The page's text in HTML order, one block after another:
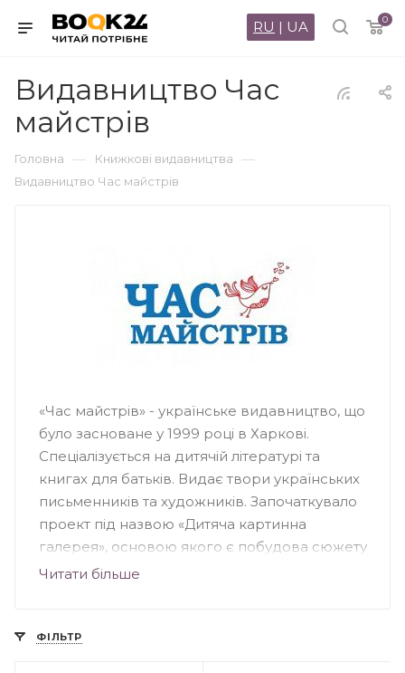
0
RU | UA
Видавництво Час
майстрів
Головна — Книжкові видавництва —
Видавництво Час майстрів
«Час майстрів» - українське видавництво, що
було засноване у 1999 році в Харкові.
Спеціалізується на дитячій літературі та
книгах для батьків. Видає твори українських
письменників та художників. Започаткувало
проект під назвою «Дитяча картинна
галерея», основою якого є побудова сюжету
книги на вже існуючих ілюстраціях.
«Поліанна» Портер, «Був собі пес» Назарова
Читати більше
ФІЛЬТР